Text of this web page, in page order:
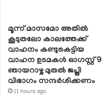
മൂന്ന് മാസമോ അതില്‍
കൂടുതലോ കാലത്തേക്ക്
വാഹനം കണ്ടുകെട്ടിയ
വാഹന ഉടമകള്‍ ഓഗസ്റ്റ് 9
ഞായറാഴ്ച മുതല്‍ ജപ്തി
വിഭാഗം സന്ദര്‍ശിക്കണം
11 hours ago